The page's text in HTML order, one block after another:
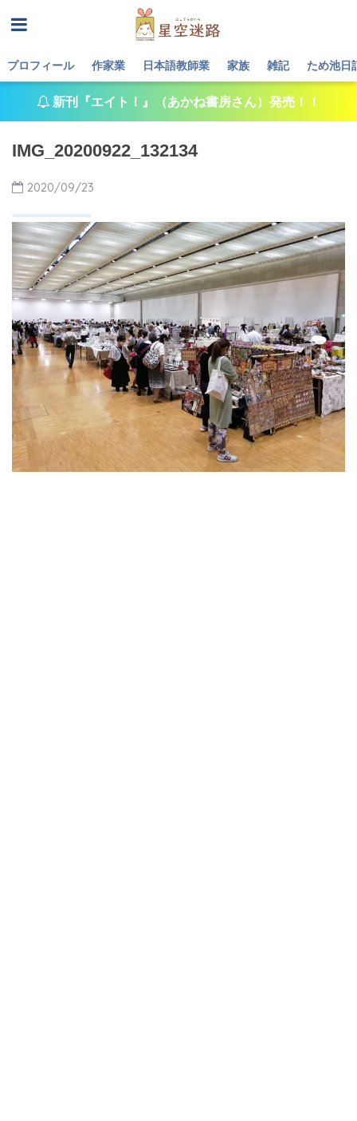
プロフィール 作家業 日本語教師業 家族 雑記 ため池日
新刊『エイト！』（あかね書房さん）発売！！
IMG_20200922_132134
2020/09/23